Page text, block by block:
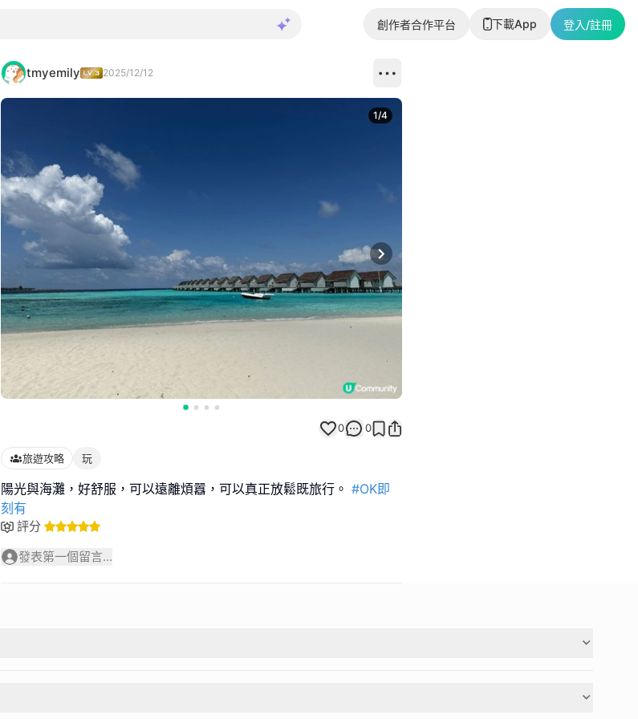
創作者合作平台 下載App 登入/註冊
tmyemily 2025/12/12
Next slide
1/4
0 0
旅遊攻略 玩
陽光與海灘，好舒服，可以遠離煩囂，可以真正放鬆既旅行。 #OK即
刻有
評分
發表第一個留言...